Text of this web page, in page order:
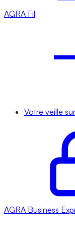
AGRA Fil
Votre veille
AGRA Business